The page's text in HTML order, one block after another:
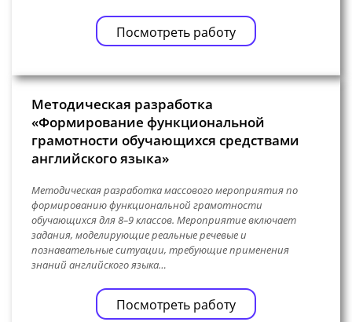
Посмотреть работу
Методическая разработка
«Формирование функциональной
грамотности обучающихся средствами
английского языка»
Методическая разработка массового мероприятия по
формированию функциональной грамотности
обучающихся для 8–9 классов. Мероприятие включает
задания, моделирующие реальные речевые и
познавательные ситуации, требующие применения
знаний английского языка…
Посмотреть работу